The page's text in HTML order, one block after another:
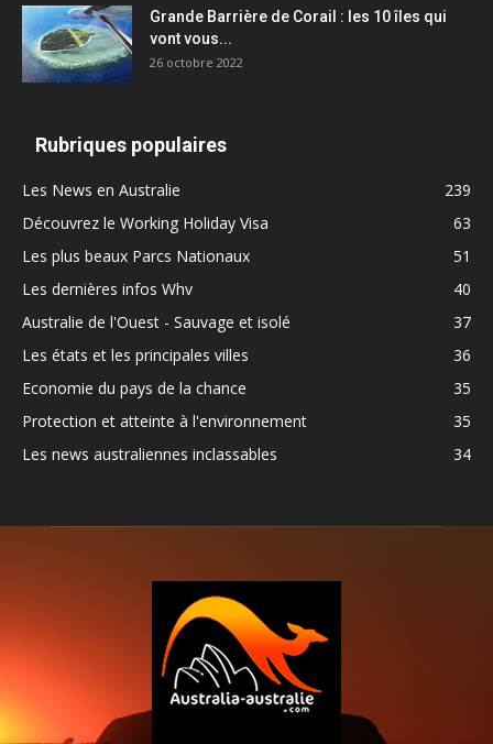
Grande Barrière de Corail : les 10 îles qui
vont vous...
26 octobre 2022
Rubriques populaires
Les News en Australie
239
Découvrez le Working Holiday Visa
63
Les plus beaux Parcs Nationaux
51
Les dernières infos Whv
40
Australie de l'Ouest - Sauvage et isolé
37
Les états et les principales villes
36
Economie du pays de la chance
35
Protection et atteinte à l'environnement
35
Les news australiennes inclassables
34